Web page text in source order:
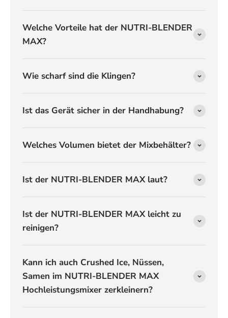
Welche Vorteile hat der NUTRI-BLENDER
MAX?
Wie scharf sind die Klingen?
Ist das Gerät sicher in der Handhabung?
Welches Volumen bietet der Mixbehälter?
Ist der NUTRI-BLENDER MAX laut?
Ist der NUTRI-BLENDER MAX leicht zu
reinigen?
Kann ich auch Crushed Ice, Nüssen,
Samen im NUTRI-BLENDER MAX
Hochleistungsmixer zerkleinern?